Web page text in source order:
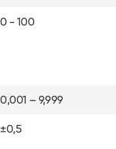
0 - 100
0,001 – 9,999
±0,5